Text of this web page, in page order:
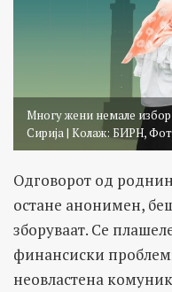
Многу жени немале избор
Сирија | Колаж: БИРН,
Одговорот од
остане анонимен,
зборуваат. Се
финансиски
неовластена